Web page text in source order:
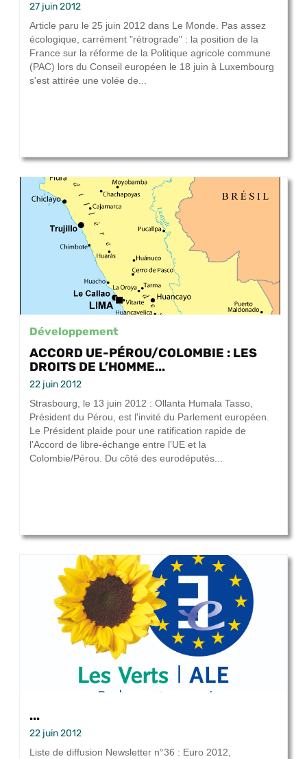
27 juin 2012
Article paru le 25 juin 2012 dans Le Monde. Pas assez
écologique, carrément "rétrograde" : la position de la
France sur la réforme de la Politique agricole commune
(PAC) lors du Conseil européen le 18 juin à Luxembourg
s'est attirée une volée de...
Développement
ACCORD UE-PÉROU/COLOMBIE : LES
DROITS DE L’HOMME...
22 juin 2012
Strasbourg, le 13 juin 2012 : Ollanta Humala Tasso,
Président du Pérou, est l'invité du Parlement européen.
Le Président plaide pour une ratification rapide de
l’Accord de libre-échange entre l’UE et la
Colombie/Pérou. Du côté des eurodéputés...
...
22 juin 2012
Liste de diffusion Newsletter n°36 : Euro 2012,